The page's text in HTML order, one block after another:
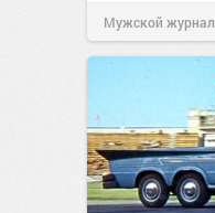
Мужской журнал